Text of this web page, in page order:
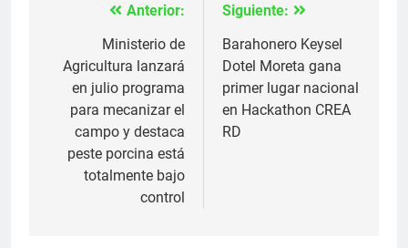
Navegación
entradas
Anterior:
Ministerio de
Agricultura lanzará
en julio programa
para mecanizar el
campo y destaca
peste porcina está
totalmente bajo
control
Siguiente:
Barahonero Keysel
Dotel Moreta gana
primer lugar nacional
en Hackathon CREA
RD